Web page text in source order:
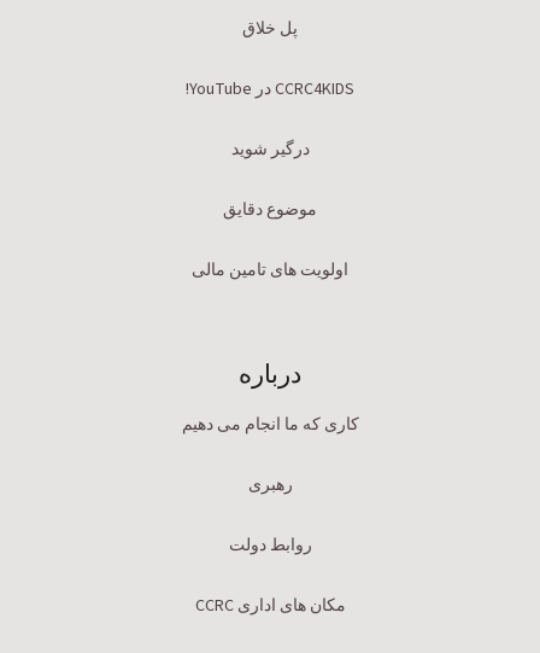
پل خلاق
CCRC4KIDS در YouTube!
درگیر شوید
موضوع دقایق
اولویت های تامین مالی
درباره
کاری که ما انجام می دهیم
رهبری
روابط دولت
مکان های اداری CCRC